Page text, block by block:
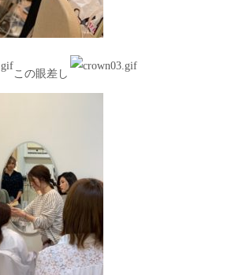
この眼差し